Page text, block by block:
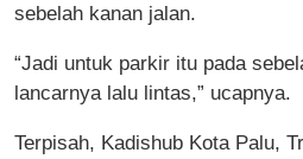
sebelah kanan jalan.
“Jadi untuk parkir itu pada
lancarnya lalu lintas,” ucapnya.
Terpisah, Kadishub Kota Palu,